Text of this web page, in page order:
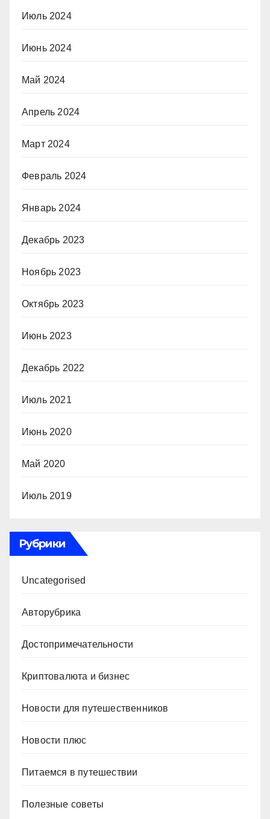
Июль 2024
Июнь 2024
Май 2024
Апрель 2024
Март 2024
Февраль 2024
Январь 2024
Декабрь 2023
Ноябрь 2023
Октябрь 2023
Июнь 2023
Декабрь 2022
Июль 2021
Июнь 2020
Май 2020
Июль 2019
Рубрики
Uncategorised
Авторубрика
Достопримечательности
Криптовалюта и бизнес
Новости для путешественников
Новости плюс
Питаемся в путешествии
Полезные советы